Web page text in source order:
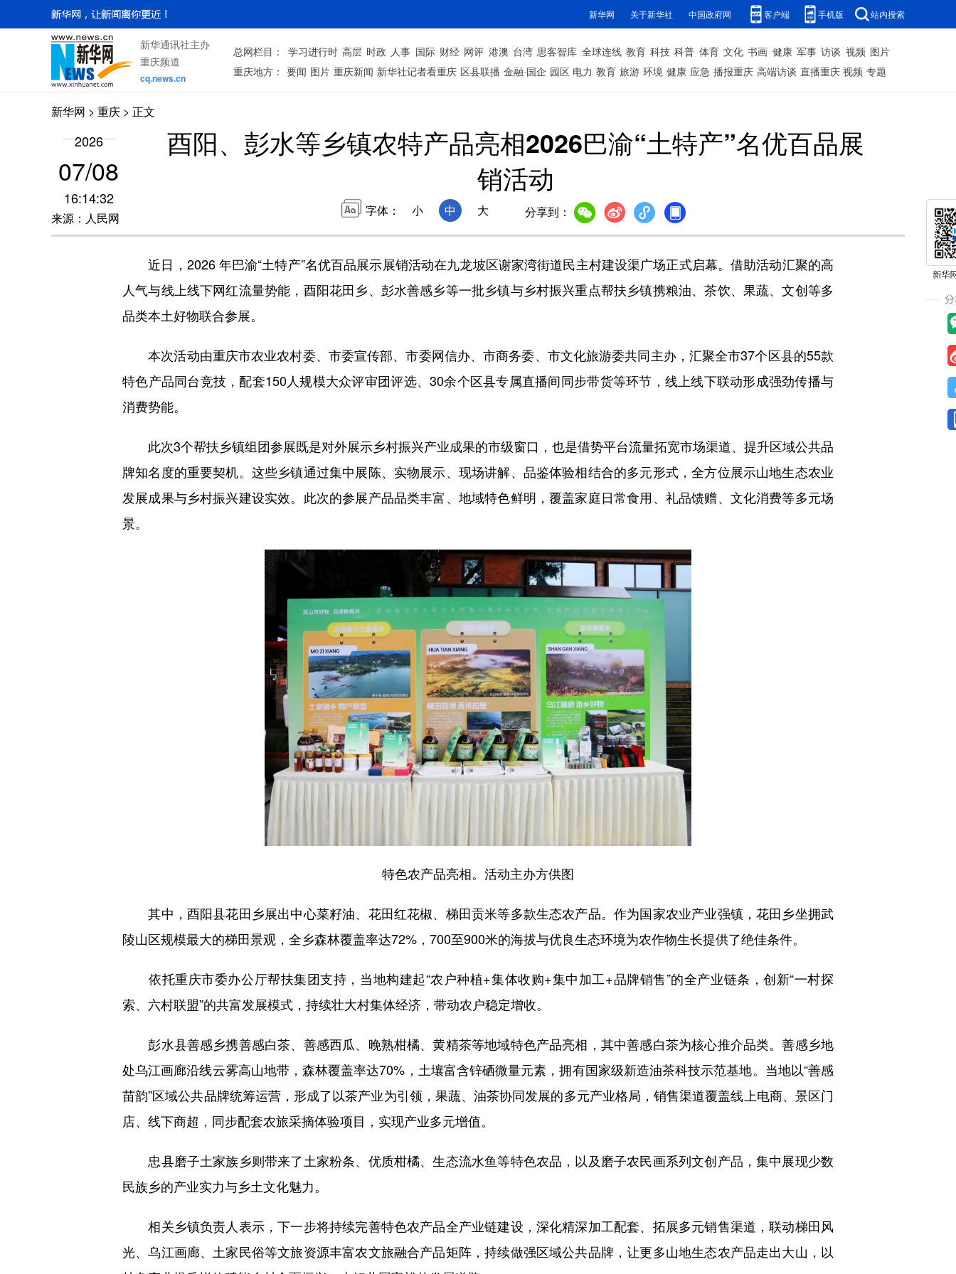
新华网 关于新华社 中国政府网 客户端 手机版 站内搜索
新华通讯社主办
重庆频道
cq.news.cn
总网栏目： 学习进行时 高层 时政 人事 国际 财经 网评 港澳 台湾 思客智库 全球连线 教育 科技 科普 体育 文化 书画 健康 军事 访谈 视频 图片
重庆地方： 要闻 图片 重庆新闻 新华社记者看重庆 区县联播 金融·国企 园区 电力 教育 旅游 环境 健康 应急 播报重庆 高端访谈 直播重庆 视频 专题
新华网 > 重庆 > 正文
2026
07/08
16:14:32
来源：人民网
酉阳、彭水等乡镇农特产品亮相2026巴渝“土特产”名优百品展
销活动
字体： 小 中 大 分享到：
近日，2026 年巴渝“土特产”名优百品展示展销活动在九龙坡区谢家湾街道民主村建设渠广场正式启幕。借助活动汇聚的高
人气与线上线下网红流量势能，酉阳花田乡、彭水善感乡等一批乡镇与乡村振兴重点帮扶乡镇携粮油、茶饮、果蔬、文创等多
品类本土好物联合参展。
本次活动由重庆市农业农村委、市委宣传部、市委网信办、市商务委、市文化旅游委共同主办，汇聚全市37个区县的55款
特色产品同台竞技，配套150人规模大众评审团评选、30余个区县专属直播间同步带货等环节，线上线下联动形成强劲传播与
消费势能。
此次3个帮扶乡镇组团参展既是对外展示乡村振兴产业成果的市级窗口，也是借势平台流量拓宽市场渠道、提升区域公共品
牌知名度的重要契机。这些乡镇通过集中展陈、实物展示、现场讲解、品鉴体验相结合的多元形式，全方位展示山地生态农业
发展成果与乡村振兴建设实效。此次的参展产品品类丰富、地域特色鲜明，覆盖家庭日常食用、礼品馈赠、文化消费等多元场
景。
特色农产品亮相。活动主办方供图
其中，酉阳县花田乡展出中心菜籽油、花田红花椒、梯田贡米等多款生态农产品。作为国家农业产业强镇，花田乡坐拥武
陵山区规模最大的梯田景观，全乡森林覆盖率达72%，700至900米的海拔与优良生态环境为农作物生长提供了绝佳条件。
依托重庆市委办公厅帮扶集团支持，当地构建起“农户种植+集体收购+集中加工+品牌销售”的全产业链条，创新“一村探
索、六村联盟”的共富发展模式，持续壮大村集体经济，带动农户稳定增收。
彭水县善感乡携善感白茶、善感西瓜、晚熟柑橘、黄精茶等地域特色产品亮相，其中善感白茶为核心推介品类。善感乡地
处乌江画廊沿线云雾高山地带，森林覆盖率达70%，土壤富含锌硒微量元素，拥有国家级新造油茶科技示范基地。当地以“善感
苗韵”区域公共品牌统筹运营，形成了以茶产业为引领，果蔬、油茶协同发展的多元产业格局，销售渠道覆盖线上电商、景区门
店、线下商超，同步配套农旅采摘体验项目，实现产业多元增值。
忠县磨子土家族乡则带来了土家粉条、优质柑橘、生态流水鱼等特色农品，以及磨子农民画系列文创产品，集中展现少数
民族乡的产业实力与乡土文化魅力。
相关乡镇负责人表示，下一步将持续完善特色农产品全产业链建设，深化精深加工配套、拓展多元销售渠道，联动梯田风
光、乌江画廊、土家民俗等文旅资源丰富农文旅融合产品矩阵，持续做强区域公共品牌，让更多山地生态农产品走出大山，以